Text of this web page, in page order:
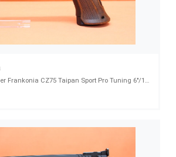
Ha.Pistole 9mmLuger Frankonia CZ75 Taipan Sport Pro Tuning 6"/152mm Lauf/ Sportvisierung (9mmPara)